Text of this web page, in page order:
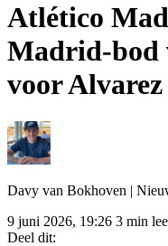
Atlético
Madrid-bod
voor
Davy van Bokhoven |
9 juni 2026, 19:26 3 min
Deel dit: